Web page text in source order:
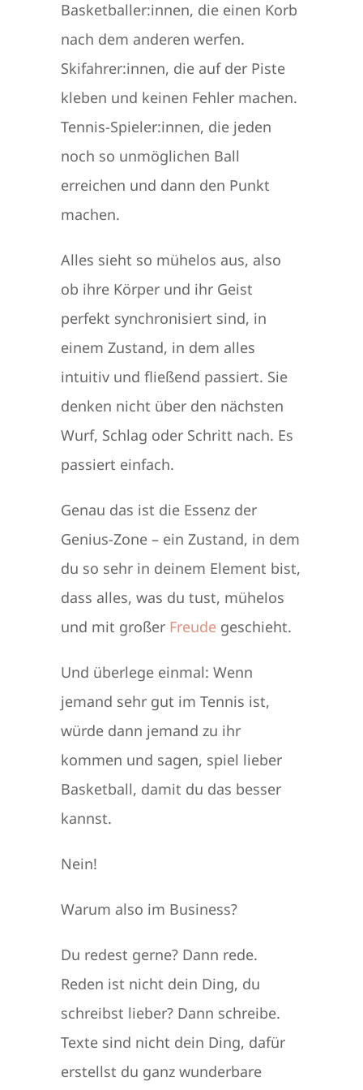
Basketballer:innen, die einen Korb
nach dem anderen werfen.
Skifahrer:innen, die auf der Piste
kleben und keinen Fehler machen.
Tennis-Spieler:innen, die jeden
noch so unmöglichen Ball
erreichen und dann den Punkt
machen.
Alles sieht so mühelos aus, also
ob ihre Körper und ihr Geist
perfekt synchronisiert sind, in
einem Zustand, in dem alles
intuitiv und fließend passiert. Sie
denken nicht über den nächsten
Wurf, Schlag oder Schritt nach. Es
passiert einfach.
Genau das ist die Essenz der
Genius-Zone – ein Zustand, in dem
du so sehr in deinem Element bist,
dass alles, was du tust, mühelos
und mit großer Freudegeschieht.
Und überlege einmal: Wenn
jemand sehr gut im Tennis ist,
würde dann jemand zu ihr
kommen und sagen, spiel lieber
Basketball, damit du das besser
kannst.
Nein!
Warum also im Business?
Du redest gerne? Dann rede.
Reden ist nicht dein Ding, du
schreibst lieber? Dann schreibe.
Texte sind nicht dein Ding, dafür
erstellst du ganz wunderbare